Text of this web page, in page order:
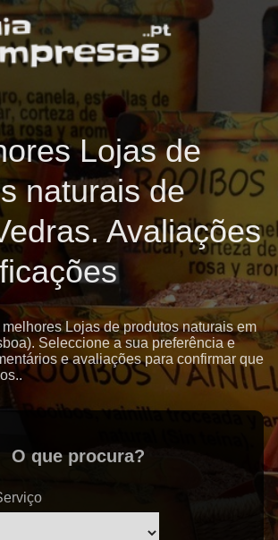
Lojas de
naturais de
Avaliações
Lojas de produtos naturais em
Seleccione a sua preferência e
e avaliações para confirmar que
O que procura?